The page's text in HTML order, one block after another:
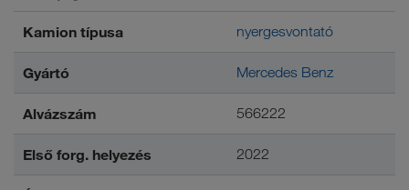
Kamion típusa nyergesvontató
Gyártó Mercedes Benz
Alvázszám 566222
Első forg. helyezés 2022